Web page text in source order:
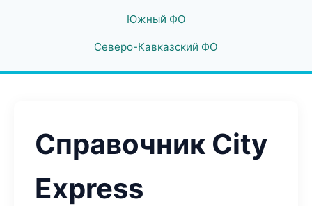
Южный ФО
Северо-Кавказский ФО
Справочник City
Express